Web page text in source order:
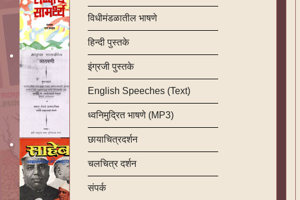
विधीमंडळातील भाषणे
हिन्दी पुस्तके
इंग्रजी पुस्तके
English Speeches (Text)
ध्वनिमुद्रित भाषणे (MP3)
छायाचित्रदर्शन
चलचित्र दर्शन
संपर्क